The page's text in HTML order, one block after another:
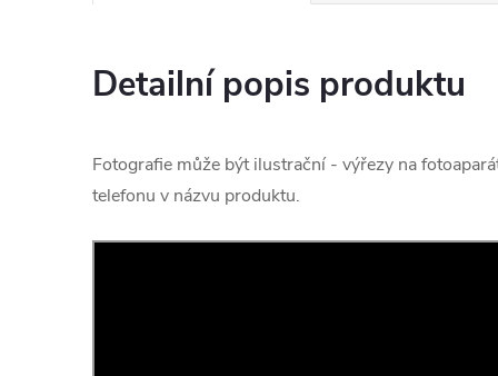
Detailní popis produktu
Fotografie může být ilustrační - výřezy na
telefonu v názvu produktu.